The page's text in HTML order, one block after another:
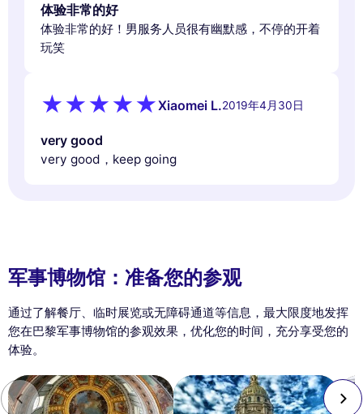
体验非常的好
体验非常的好！男服务人员很有幽默感，不停的开着
玩笑
Xiaomei L.2019年4月30日
very good
very good，keep going
军事博物馆：准备您的参观
通过了解餐厅、临时展览或无障碍通道等信息，最大限度地发挥
您在巴黎军事博物馆的参观效果，优化您的时间，充分享受您的
体验。